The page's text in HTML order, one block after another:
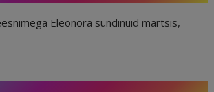
Eleonora sündinuid märtsis,